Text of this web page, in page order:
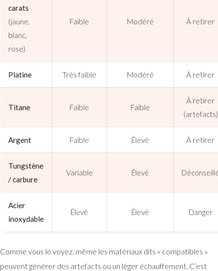
carats
(jaune,
blanc,
rose)
Faible Modéré À retirer
Platine Très faible Modéré À retirer
Titane Faible Faible
À retirer
(artefacts)
Argent Faible Élevé À retirer
Tungstène
/ carbure
Variable Élevé
Acier
inoxydable
Élevé Élevé Danger
Comme vous le voyez, même les matériaux dits « compatibles »
peuvent générer des artefacts ou un léger échauffement. C’est